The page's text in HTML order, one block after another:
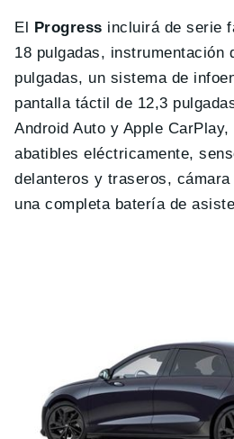
El Progress incluirá de serie
18 pulgadas, instrumentación
pulgadas, un sistema de
pantalla táctil de 12,3
Android Auto y Apple
abatibles eléctricamente,
delanteros y traseros,
una completa batería de